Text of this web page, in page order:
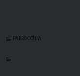
PARROCCHIA